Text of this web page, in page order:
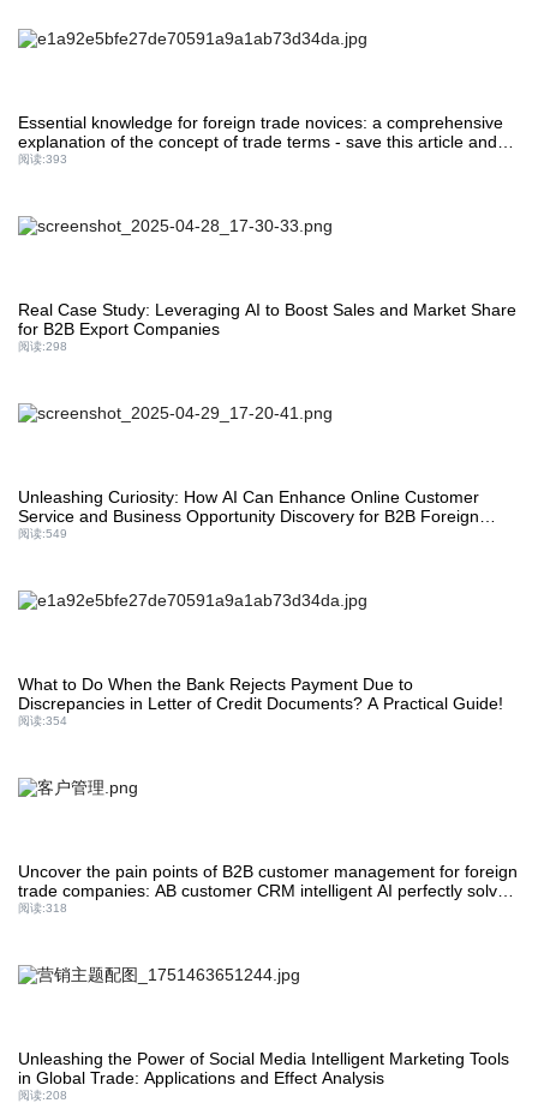
Essential knowledge for foreign trade novices: a comprehensive
explanation of the concept of trade terms - save this article and
start your foreign trade journey!
阅读:393
Real Case Study: Leveraging AI to Boost Sales and Market Share
for B2B Export Companies
阅读:298
Unleashing Curiosity: How AI Can Enhance Online Customer
Service and Business Opportunity Discovery for B2B Foreign
Trade
阅读:549
What to Do When the Bank Rejects Payment Due to
Discrepancies in Letter of Credit Documents? A Practical Guide!
阅读:354
Uncover the pain points of B2B customer management for foreign
trade companies: AB customer CRM intelligent AI perfectly solves
it
阅读:318
Unleashing the Power of Social Media Intelligent Marketing Tools
in Global Trade: Applications and Effect Analysis
阅读:208